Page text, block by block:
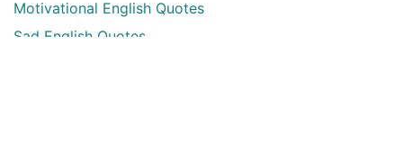
Motivational English Quotes
Sad English Quotes